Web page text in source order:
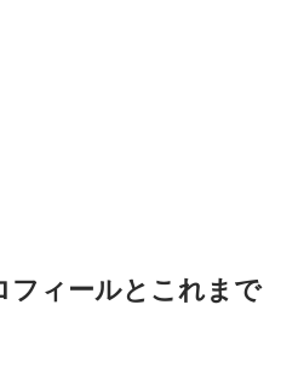
フィールとこれまで